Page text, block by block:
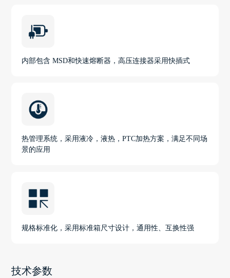
内部包含 MSD和快速熔断器，高压连接器采用快插式
热管理系统，采用液冷，液热，PTC加热方案，满足不同场
景的应用
规格标准化，采用标准箱尺寸设计，通用性、互换性强
技术参数